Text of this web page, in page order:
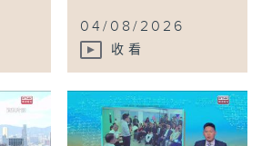
04/08/2026
收看